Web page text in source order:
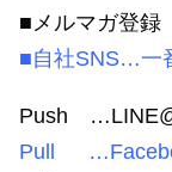
■メルマガ登録
■自社SNS…一
Push
Pull